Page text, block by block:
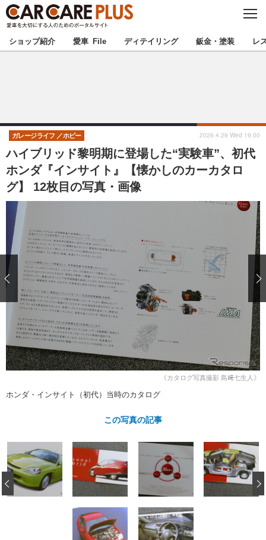
C
S
E
★カーケアプラス認定★ 厳選プロショップを地域から探す
甲信越 北陸
東海 関西
中国
注目の記事
ショップレポート 愛車 File
自動車豆知識 ストップ！不具合修理＆粗悪修理
鈑金・塗装
ディテイリング
ディテイリング 洗車
ヘッドライト磨き コーティング
フィルム・ラッピング
鈑金・塗装
小キズ直し
特集記事
ストップ 不具合修理＆粗悪修理
カーメーカー「旧車」関連プロジェ
ショップ紹介
ショップレポート プロショップ検索
レストア
カーメーカー「旧車」関連プロジ
イベント
ショップ紹介 愛車 File ディテイリング 鈑金・塗装 レ
ハイブリッド黎明期に登場した“実験車”、初代
ホンダ『インサイト』【懐かしのカーカタロ
グ】 12枚目の写真・画像
ガレージライフ ホビー 2026.4.29 Wed 19:00
《カタログ写真撮影 島﨑七生人》
ホンダ・インサイト（初代）当時のカタログ
この写真の記事
‹